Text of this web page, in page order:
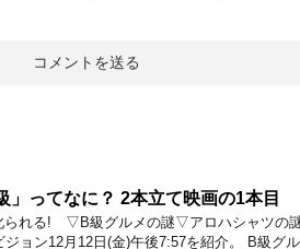
」ってなに？ 2本立て映画の1本目
られる! ▽B級グルメの謎▽アロハシャツの
ョン12月12日(金)午後7:57を紹介。 B級グ